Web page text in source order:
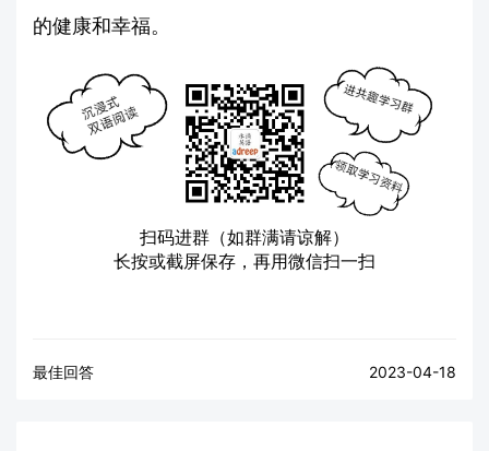
的健康和幸福。
扫码进群（如群满请谅解）
长按或截屏保存，再用微信扫一扫
最佳回答 2023-04-18